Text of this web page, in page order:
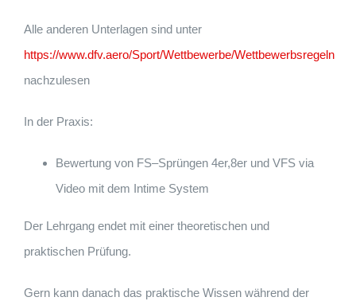
Alle anderen Unterlagen sind unter
https://www.dfv.aero/Sport/Wettbewerbe/Wettbewerbsregeln
nachzulesen
In der Praxis:
Bewertung von FS–Sprüngen 4er,8er und VFS via
Video mit dem Intime System
Der Lehrgang endet mit einer theoretischen und
praktischen Prüfung.
Gern kann danach das praktische Wissen während der